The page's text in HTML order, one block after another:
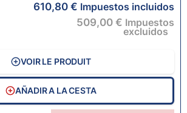
610,80 € Impuestos incluidos
509,00 € Impuestos
excluidos
VOIR LE PRODUIT
AÑADIR A LA CESTA